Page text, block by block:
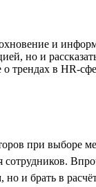
и
но и
трендах в HR-
при выборе
и брать в